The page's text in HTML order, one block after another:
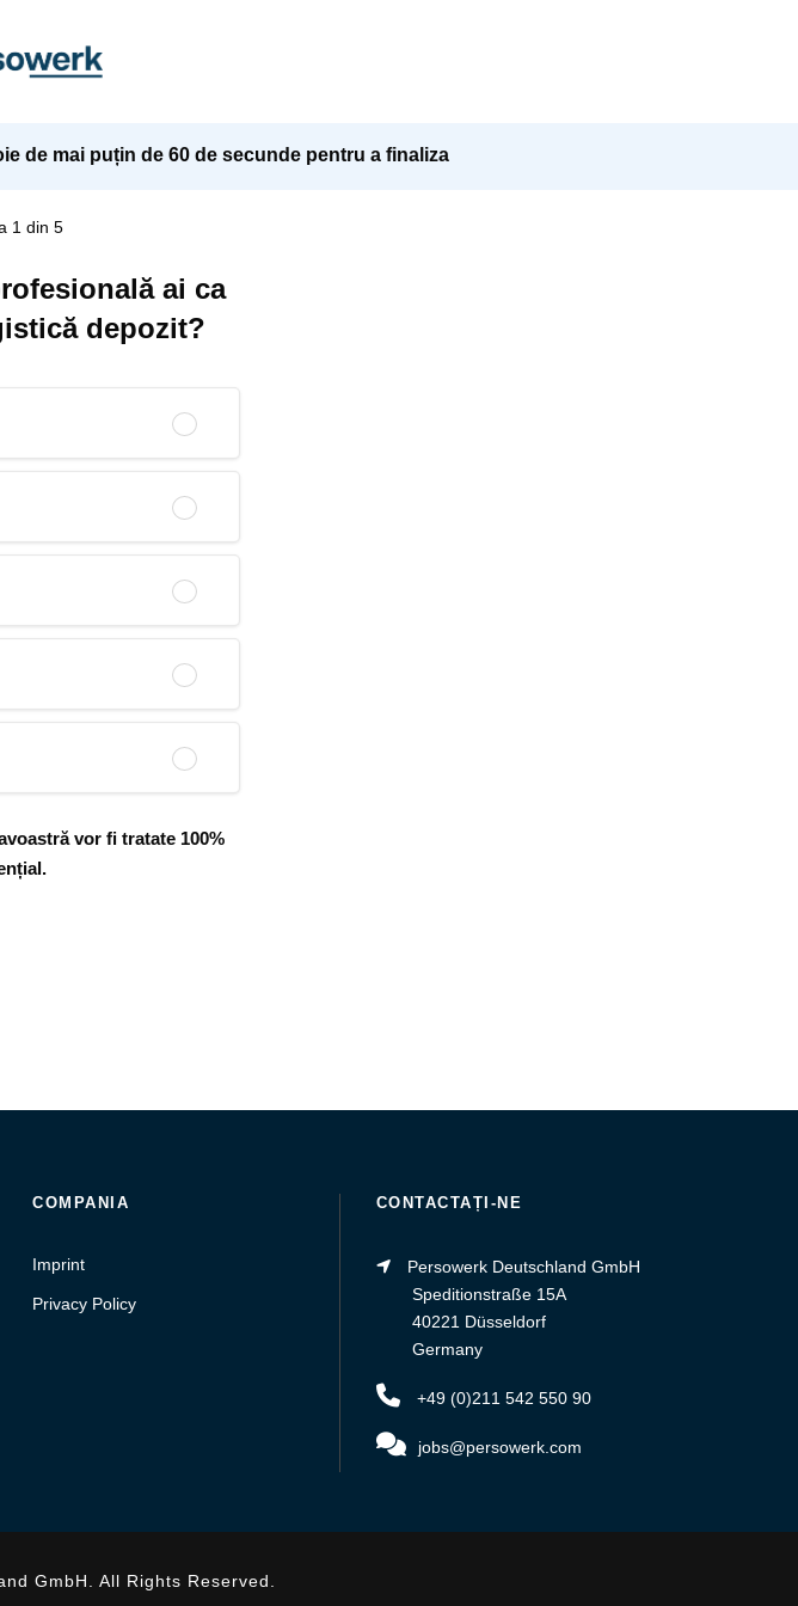
de mai puțin de 60 de secunde pentru a finaliza
1 din 5
ai ca
depozit?
vor fi tratate 100%
COMPANIA
Imprint
Privacy Policy
CONTACTAȚI-NE
Persowerk Deutschland GmbH
Speditionstraße 15A
40221 Düsseldorf
Germany
+49 (0)211 542 550 90
jobs@persowerk.com
GmbH. All Rights Reserved.